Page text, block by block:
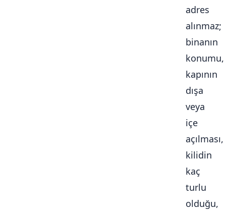
adres
alınmaz;
binanın
konumu,
kapının
dışa
veya
içe
açılması,
kilidin
kaç
turlu
olduğu,